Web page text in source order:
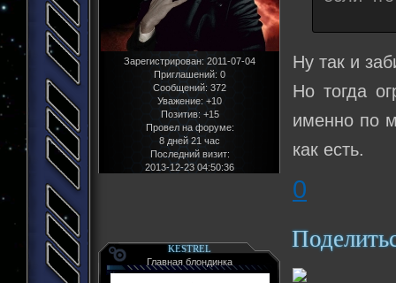
Зарегистрирован: 2011-07-04
Приглашений: 0
Сообщений: 372
Уважение: +10
Позитив: +15
Провел на форуме:
8 дней 21 час
Последний визит:
2013-12-23 04:50:36
Ну так и
Но тогда
именно по
как есть.
0
KESTREL
Главная блондинка